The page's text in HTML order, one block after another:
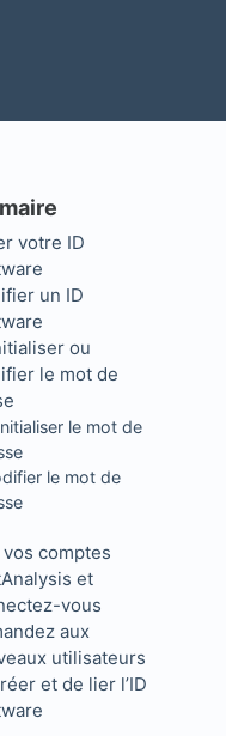
votre ID
un ID
ou
le mot de
le mot de
le mot de
vos comptes
et
vous
aux
utilisateurs
et de lier l’ID